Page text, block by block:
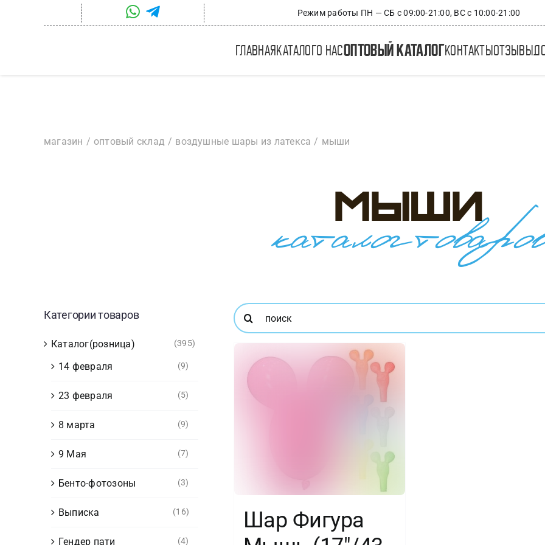
Режим работы ПН — СБ с 09:00-21:00, ВС с 10:00-21:00
главная каталого насоптовый каталогконтакты отзывы
магазин оптовый склад воздушные шары из латекса мыши
Мыши
каталог
Категории товаров
Каталог(розница) (395)
14 февраля (9)
23 февраля (5)
8 марта (9)
9 Мая (7)
Бенто-фотозоны (3)
Выписка (16)
Гендер пати (4)
Результат
поиска:
Шар Фигура